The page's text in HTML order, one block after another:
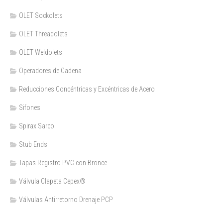
OLET Sockolets
OLET Threadolets
OLET Weldolets
Operadores de Cadena
Reducciones Concéntricas y Excéntricas de Acero
Sifones
Spirax Sarco
Stub Ends
Tapas Registro PVC con Bronce
Válvula Clapeta Cepex®
Válvulas Antirretorno Drenaje PCP